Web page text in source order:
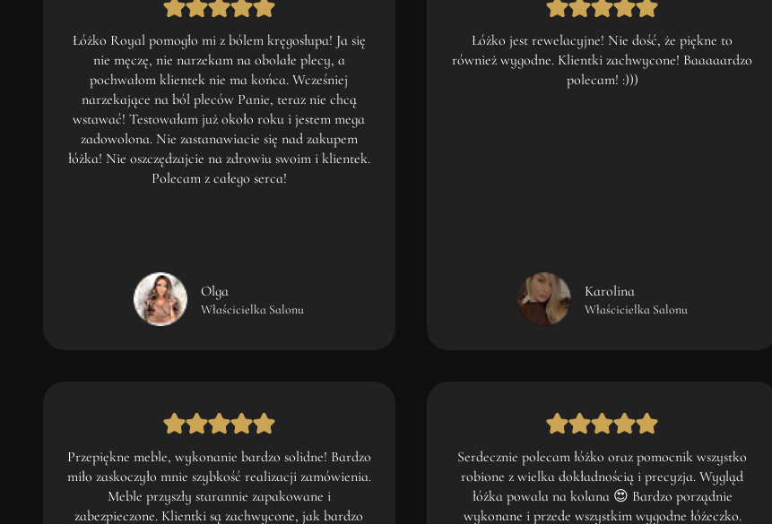
Łóżko Royal pomogło mi z bólem kręgosłupa! Ja się
nie męczę, nie narzekam na obolałe plecy, a
pochwałom klientek nie ma końca. Wcześniej
narzekające na ból pleców Panie, teraz nie chcą
wstawać! Testowałam już około roku i jestem mega
zadowolona. Nie zastanawiacie się nad zakupem
łóżka! Nie oszczędzajcie na zdrowiu swoim i klientek.
Polecam z całego serca!
Olga
Właścicielka Salonu
Łóżko jest rewelacyjne! Nie dość, że piękne to
również wygodne. Klientki zachwycone! Baaaaardzo
polecam! :)))
Karolina
Właścicielka Salonu
Przepiękne meble, wykonanie bardzo solidne! Bardzo
miło zaskoczyło mnie szybkość realizacji zamówienia.
Meble przyszły starannie zapakowane i
zabezpieczone. Klientki są zachwycone, jak bardzo
Serdecznie polecam łóżko oraz pomocnik wszystko
robione z wielka dokładnością i precyzja. Wygląd
łóżka powala na kolana 😍 Bardzo porządnie
wykonane i przede wszystkim wygodne łóżeczko.